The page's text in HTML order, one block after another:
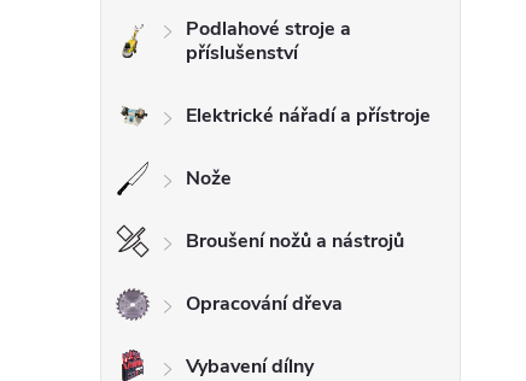
Podlahové stroje a
příslušenství
Elektrické nářadí a přístroje
Nože
Broušení nožů a nástrojů
Opracování dřeva
Vybavení dílny